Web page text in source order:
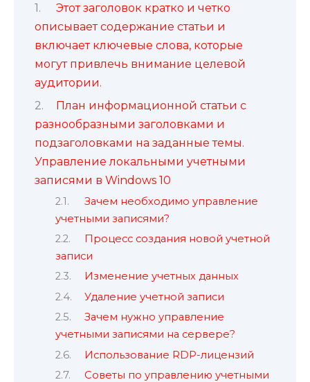
Этот заголовок кратко и четко
описывает содержание статьи и
включает ключевые слова, которые
могут привлечь внимание целевой
аудитории.
План информационной статьи с
разнообразными заголовками и
подзаголовками на заданные темы.
Управление локальными учетными
записями в Windows 10
Зачем необходимо управление
учетными записями?
Процесс создания новой учетной
записи
Изменение учетных данных
Удаление учетной записи
Зачем нужно управление
учетными записями на сервере?
Использование RDP-лицензий
Советы по управлению учетными